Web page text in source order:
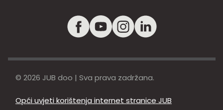
© 2026 JUB doo | Sva prava zadržana.
Opći uvjeti korištenja internet stranice JUB